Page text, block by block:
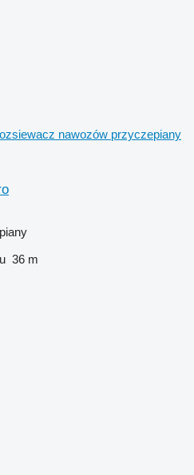
nawozów przyczepiany
36 m